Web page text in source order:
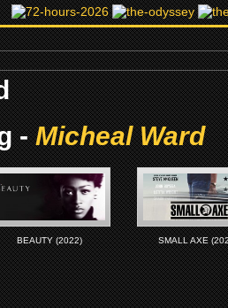
-Micheal Ward
BEAUTY (2022) SMALL AXE